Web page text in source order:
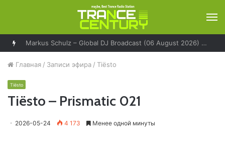
Markus Schulz – Global DJ Broadcast (06 August 2026) – World Tour Los Angeles
Главная / Записи эфира / Tiësto
Tiësto
Tiësto – Prismatic 021
2026-05-24 4 173 Менее одной минуты